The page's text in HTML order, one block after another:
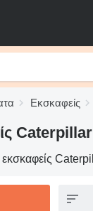
Εκσκαφείς
εκσκαφείς